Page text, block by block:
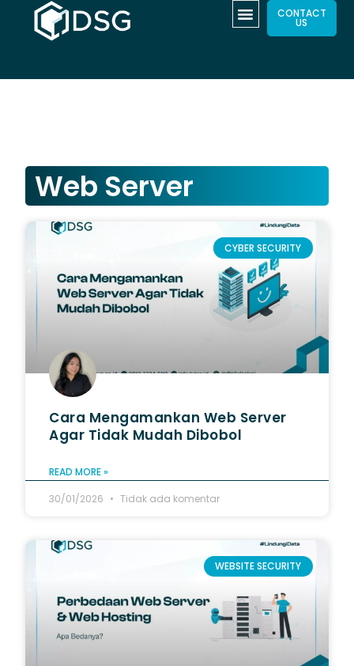
CONTACT
US
Web Server
CYBER SECURITY
Cara Mengamankan Web Server
Agar Tidak Mudah Dibobol
READ MORE »
30/01/2026
Tidak ada komentar
WEBSITE SECURITY